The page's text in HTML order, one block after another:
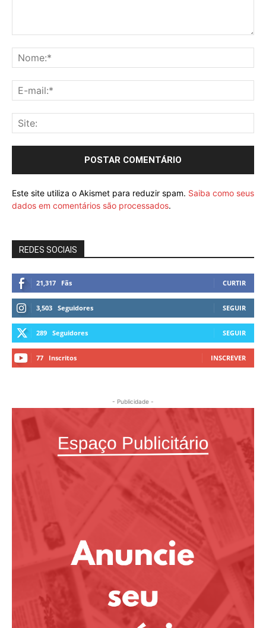
Este site utiliza o Akismet para reduzir spam. Saiba como seus
dados em comentários são processados.
REDES SOCIAIS
21,317 Fãs CURTIR
3,503 Seguidores SEGUIR
289 Seguidores SEGUIR
77 Inscritos INSCREVER
- Publicidade -